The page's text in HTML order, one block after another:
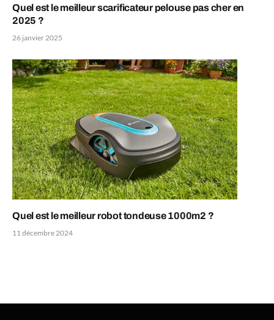
Quel est le meilleur scarificateur pelouse pas cher en
2025 ?
26 janvier 2025
Quel est le meilleur robot tondeuse 1000m2 ?
11 décembre 2024